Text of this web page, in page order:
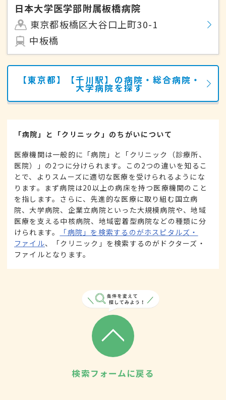
日本大学医学部附属板橋病院
東京都板橋区大谷口上町30-1
中板橋
【東京都】【千川駅】の病院・総合病院・
大学病院を探す
「病院」と「クリニック」のちがいについて
医療機関は一般的に「病院」と「クリニック（診療所、
医院）」の2つに分けられます。この2つの違いを知るこ
とで、よりスムーズに適切な医療を受けられるようにな
ります。まず病院は20以上の病床を持つ医療機関のこと
を指します。さらに、先進的な医療に取り組む国立病
院、大学病院、企業立病院といった大規模病院や、地域
医療を支える中核病院、地域密着型病院などの種類に分
けられます。
「病院」を検索するのがホスピタルズ・
ファイル、「クリニック」を検索するのがドクターズ・
ファイルとなります。
検索フォームに戻る